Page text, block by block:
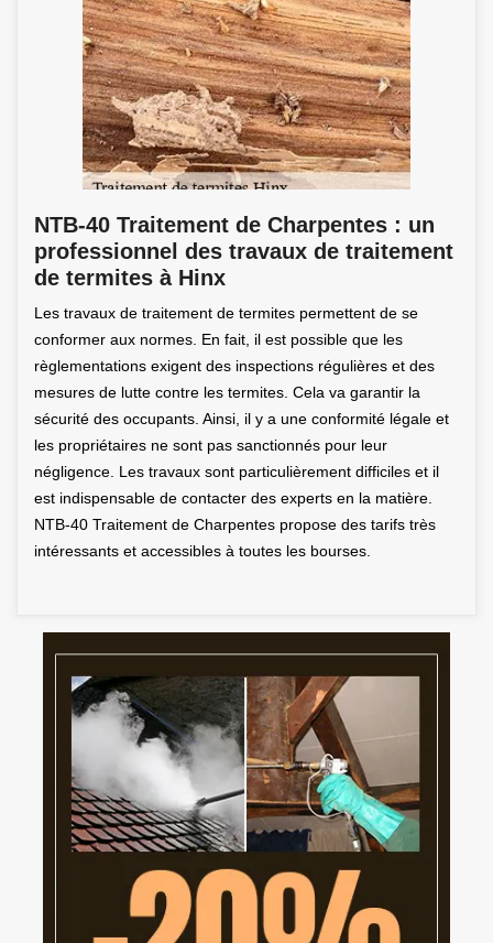
NTB-40 Traitement de Charpentes : un
professionnel des travaux de traitement
de termites à Hinx
Les travaux de traitement de termites permettent de se
conformer aux normes. En fait, il est possible que les
règlementations exigent des inspections régulières et des
mesures de lutte contre les termites. Cela va garantir la
sécurité des occupants. Ainsi, il y a une conformité légale et
les propriétaires ne sont pas sanctionnés pour leur
négligence. Les travaux sont particulièrement difficiles et il
est indispensable de contacter des experts en la matière.
NTB-40 Traitement de Charpentes propose des tarifs très
intéressants et accessibles à toutes les bourses.